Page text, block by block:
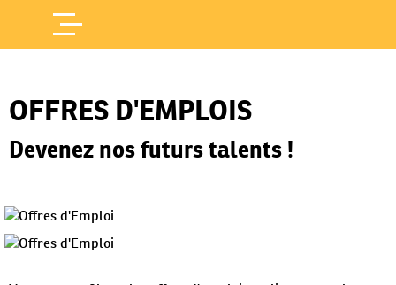
OFFRES D'EMPLOIS
Devenez nos futurs talents !